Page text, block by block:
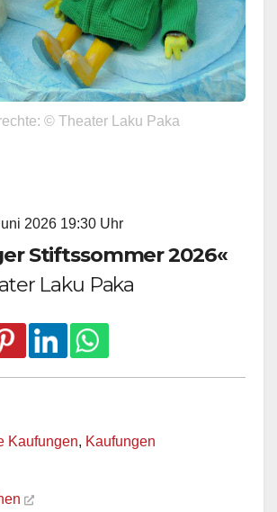
© Theater Laku Paka
2026 19:30 Uhr
Stiftssommer 2026«
Laku Paka
Kaufungen, Kaufungen